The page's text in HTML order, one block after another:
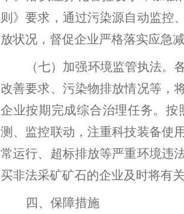
则》要求 ， 通过污染源自动监控
放状况 ， 督促企业严格落实应急
（七）加强环境监管执法。
改善要求、污染物排放情况等 ，
企业按期完成综合治理任务。按
测、监控联动，注重科技装备使
常运行、超标排放等严重环境违
买非法采矿矿石的企业及时将有
四、保障措施